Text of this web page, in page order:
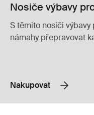
Nosiče výbavy
S těmito nosiči
námahy přepravovat
Nakupovat